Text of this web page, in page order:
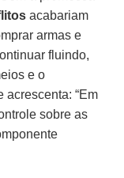
acabariam
armas e
fluindo,
e o
acrescenta: “Em
sobre as